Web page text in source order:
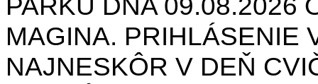
MAGINA. PRIHLÁSENIE
NAJNESKÔR V DEŇ